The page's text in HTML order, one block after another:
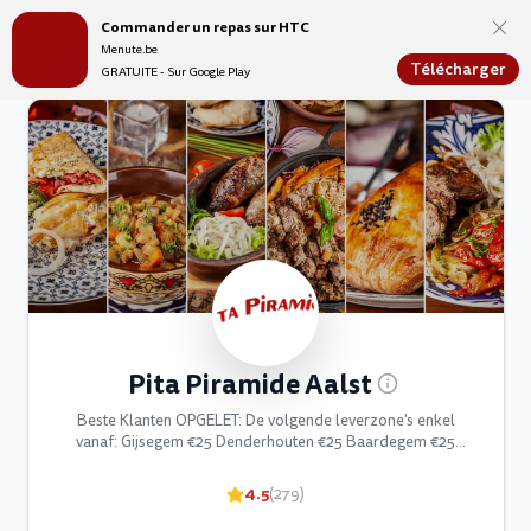
Commander un repas sur HTC
Menute.be
GRATUITE - Sur Google Play
Télécharger
Menute.be
Pita Piramide Aalst
Beste Klanten OPGELET: De volgende leverzone's enkel
vanaf: Gijsegem €25 Denderhouten €25 Baardegem €25
4.5(279)